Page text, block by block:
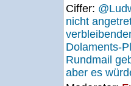
Ciffer:
nicht
Dolaments-
Rundmail
aber es